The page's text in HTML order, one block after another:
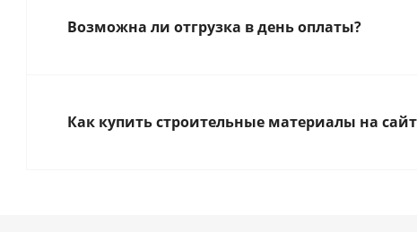
Возможна ли отгрузка в день оплаты?
Как купить строительные материалы на